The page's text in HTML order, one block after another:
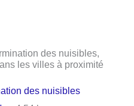
des nuisibles,
les villes à proximité
des nuisibles